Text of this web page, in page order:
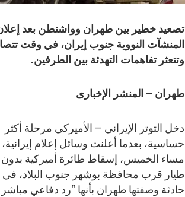
تصعيد خطير بين طهران وواشنطن بعد
المنشآت النووية جنوب إيران، في وقت
وتتعثر تفاهمات التهدئة بين الطرفين.
طهران – المنشر الإخبارى
دخل التوتر الإيراني – الأميركي مرحلة أكثر
حساسية، بعدما أعلنت وسائل إعلام إيرانية،
مساء الخميس، إسقاط طائرة أميركية بدون
طيار قرب محافظة بوشهر جنوب البلاد، في
حادثة وصفتها طهران بأنها “رد دفاعي مباشر